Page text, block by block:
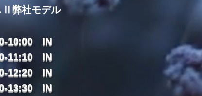
Ⅱ弊社モデル
10:00 IN
11:10 IN
12:20 IN
13:30 IN